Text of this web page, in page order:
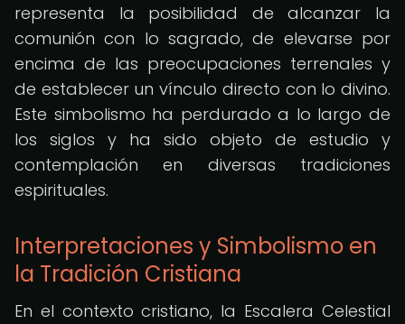
representa la posibilidad de alcanzar la
comunión con lo sagrado, de elevarse por
encima de las preocupaciones terrenales y
de establecer un vínculo directo con lo divino.
Este simbolismo ha perdurado a lo largo de
los siglos y ha sido objeto de estudio y
contemplación en diversas tradiciones
espirituales.
Interpretaciones y Simbolismo en
la Tradición Cristiana
En el contexto cristiano, la Escalera Celestial